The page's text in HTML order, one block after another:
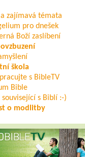
zajímavá témata
pro dnešek
Boží zaslíbení
škola
s BibleTV
Bible
související s Biblí :-)
o modlitby